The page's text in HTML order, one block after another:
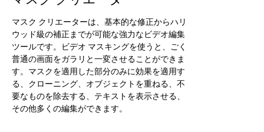
マスク クリエーターは、基本的な修正からハリ
ウッド級の補正までが可能な強力なビデオ編集
ツールです。ビデオ マスキングを使うと、ごく
普通の画面をガラリと一変させることができま
す。マスクを適用した部分のみに効果を適用す
る、クローニング、オブジェクトを重ねる、不
要なものを除去する、テキストを表示させる、
その他多くの編集ができます。